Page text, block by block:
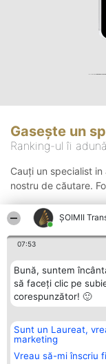
ȘOIMII
07:53
Bună, suntem
să faceți clic pe
corespunzător! 🙂
Sunt un Laureat,
marketing
Vreau să-mi înscriu
Gasește un
Ranking-ul îi
Cauți un specialist
nostru de căutare.
Organizator Ranking
BRIGHT SOLUTIONS BR SRL
Aleea Timisul De Sus 2 Bl. A30
Sc. A Et. 4 Ap. 13 Cod